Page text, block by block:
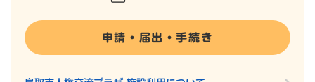
申請・届出・手続き